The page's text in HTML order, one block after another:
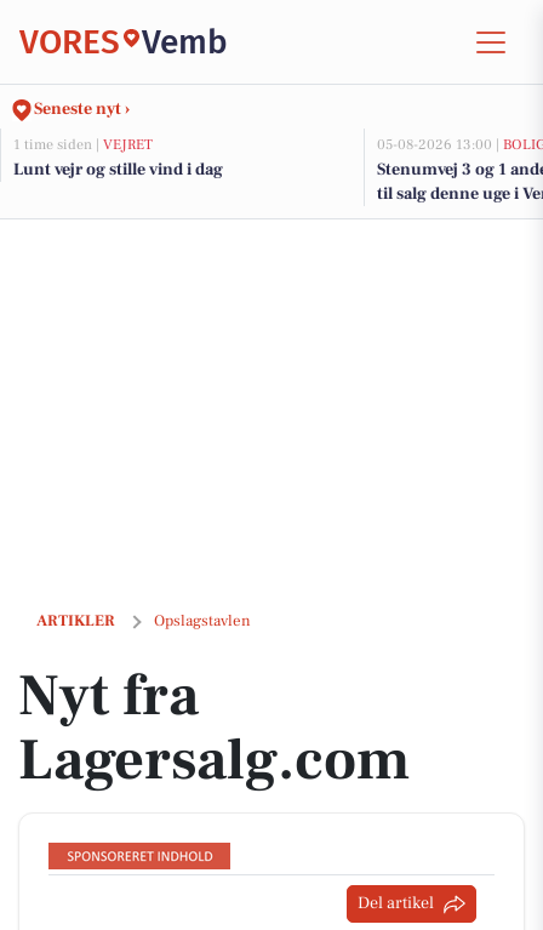
VORES Vemb
Seneste nyt ›
1 time siden | VEJRET
Lunt vejr og stille vind i dag
05-08-2026 13:00 |
Stenumvej 3 og 1
til salg denne uge i
ARTIKLER Opslagstavlen
Nyt fra Lagersalg.com
Nyt fra
Lagersalg.com
Del artikel